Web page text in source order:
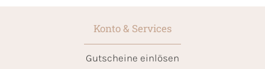
Konto & Services
Gutscheine einlösen